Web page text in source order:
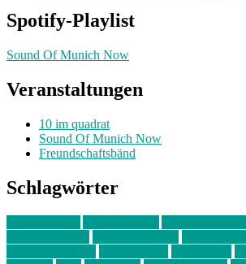
Spotify-Playlist
Sound Of Munich Now
Veranstaltungen
10 im quadrat
Sound Of Munich Now
Freundschaftsbänd
Schlagwörter